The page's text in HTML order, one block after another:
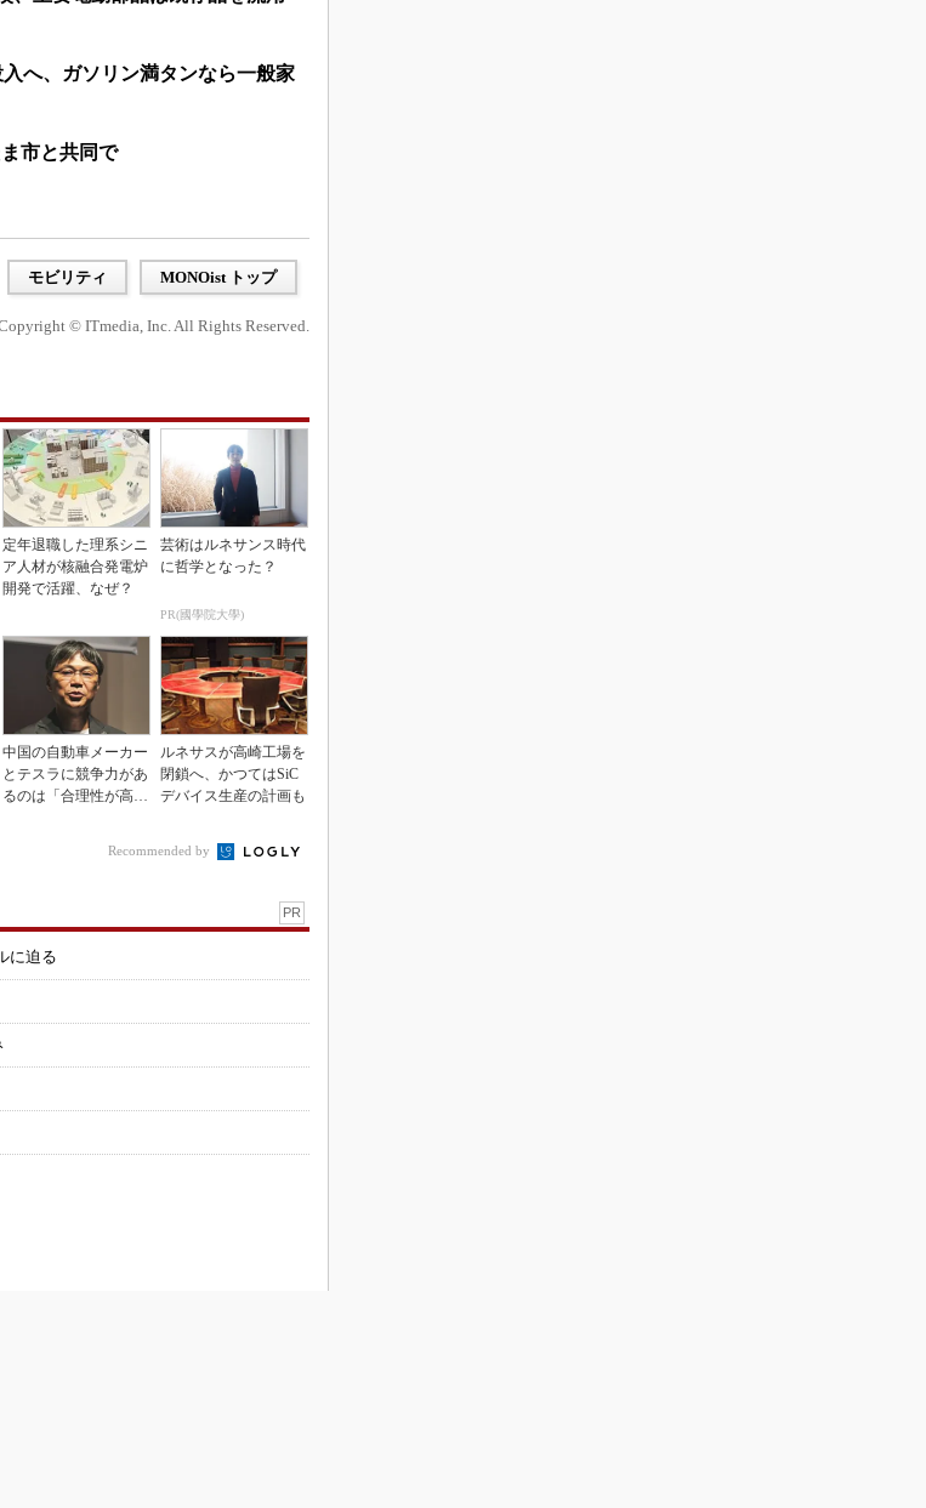
へ、ガソリン満タンなら一般家
市と共同で
モビリティ MONOist トップ
© ITmedia, Inc. All Rights Reserved.
定年退職した理系シニ
ア人材が核融合発電炉
開発で活躍、なぜ？
芸術はルネサンス時代
に哲学となった？
PR(國學院大學)
中国の自動車メーカー
とテスラに競争力があ
るのは「合理性が高
ルネサスが高崎工場を
閉鎖へ、かつてはSiC
デバイス生産の計画も
Recommended by
PR
に迫る